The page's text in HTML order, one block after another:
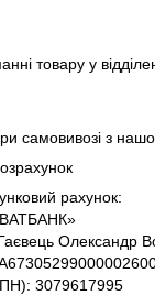
товару у
самовивозі з
рахунок:
Олександр
3079617995